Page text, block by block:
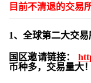
目前不清退的交易
1、全球第二大交易
国区邀请链接：
币种多，交易量大！